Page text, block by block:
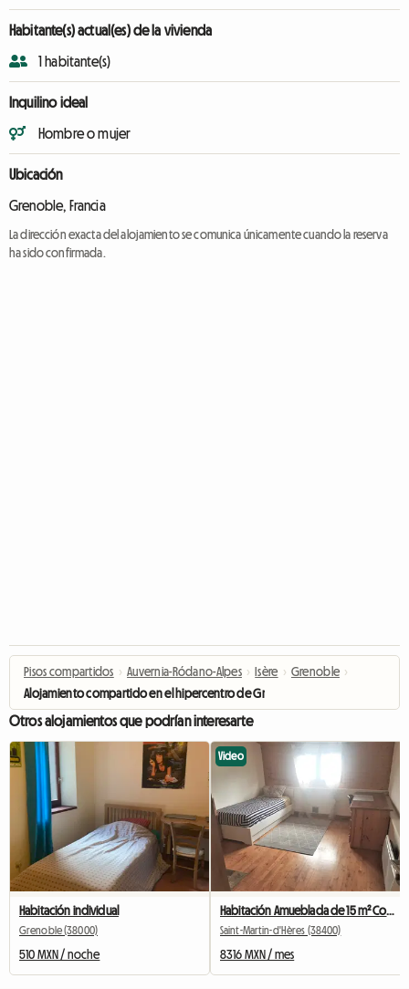
Habitante(s) actual(es) de la vivienda
1 habitante(s)
Inquilino ideal
Hombre o mujer
Ubicación
Grenoble, Francia
La dirección exacta del alojamiento se comunica únicamente cuando la reserva
ha sido confirmada.
Pisos compartidos › Auvernia-Ródano-Alpes › Isère › Grenoble ›
Alojamiento compartido en el hipercentro de Grenoble
Otros alojamientos que podrían interesarte
Habitación individual
Grenoble (38000)
510 MXN / noche
Video
Habitación Amueblada de 15 m² Con Lavabo y refrigerador personal
Saint-Martin-d'Hères (38400)
8316 MXN / mes